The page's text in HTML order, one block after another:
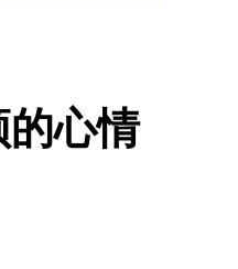
狠手拳打脚踢
心情